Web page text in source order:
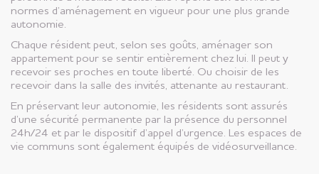
normes d’aménagement en vigueur pour une plus grande
autonomie.
Chaque résident peut, selon ses goûts, aménager son
appartement pour se sentir entièrement chez lui. Il peut y
recevoir ses proches en toute liberté. Ou choisir de les
recevoir dans la salle des invités, attenante au restaurant.
En préservant leur autonomie, les résidents sont assurés
d’une sécurité permanente par la présence du personnel
24h/24 et par le dispositif d’appel d’urgence. Les espaces de
vie communs sont également équipés de vidéosurveillance.